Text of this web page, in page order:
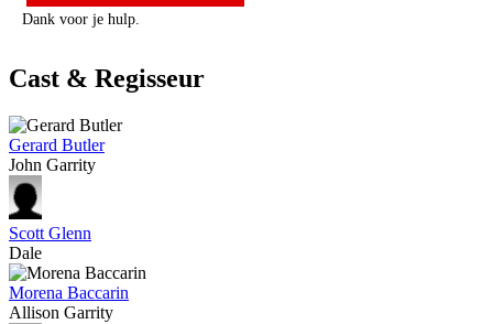
Dank voor je hulp.
Cast & Regisseur
Gerard Butler
John Garrity
Scott Glenn
Dale
Morena Baccarin
Allison Garrity